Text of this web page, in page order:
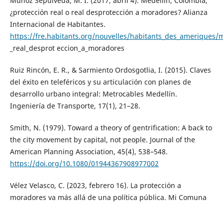
¿protección real o real desprotección a moradores? Alianza
Internacional de Habitantes.
https://fre.habitants.org/nouvelles/habitants_des_ameriques/
_real_desprot eccion_a_moradores
Ruiz Rincón, E. R., & Sarmiento Ordosgotlia, I. (2015). Claves
del éxito en teleféricos y su articulación con planes de
desarrollo urbano integral: Metrocables Medellín.
Ingeniería de Transporte, 17(1), 21–28.
Smith, N. (1979). Toward a theory of gentrification: A back to
the city movement by capital, not people. Journal of the
American Planning Association, 45(4), 538–548.
https://doi.org/10.1080/01944367908977002
Vélez Velasco, C. (2023, febrero 16). La protección a
moradores va más allá de una política pública. Mi Comuna